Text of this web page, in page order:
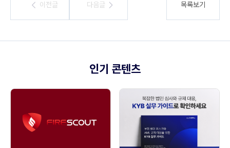
이전글
이전글 다음글
다음글 목록보기
인기 콘텐츠